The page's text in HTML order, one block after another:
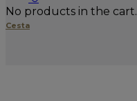
No products in the cart.
Cesta